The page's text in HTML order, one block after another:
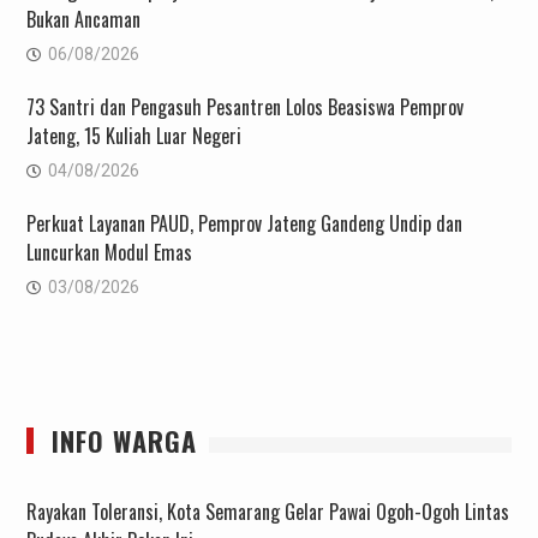
Bukan Ancaman
06/08/2026
73 Santri dan Pengasuh Pesantren Lolos Beasiswa Pemprov
Jateng, 15 Kuliah Luar Negeri
04/08/2026
Perkuat Layanan PAUD, Pemprov Jateng Gandeng Undip dan
Luncurkan Modul Emas
03/08/2026
INFO WARGA
Rayakan Toleransi, Kota Semarang Gelar Pawai Ogoh-Ogoh Lintas